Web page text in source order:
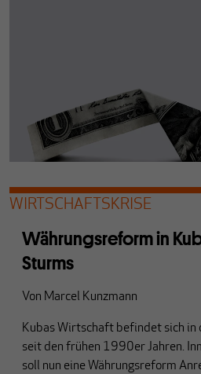
WIRTSCHAFTSKRISE
Währungsreform in
Sturms
Von Marcel Kunzmann
Kubas Wirtschaft befindet sich in
seit den frühen 1990er Jahren.
soll nun eine Währungsreform